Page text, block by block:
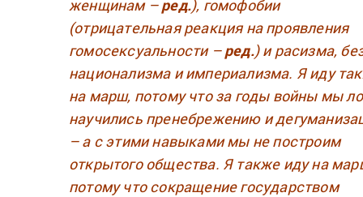
женщинам –ред.), гомофобии
(отрицательная реакция на проявления
гомосексуальности –ред.) и расизма,
национализма и империализма. Я иду
на марш, потому что за годы войны мы
научились пренебрежению и
– а с этими навыками мы не построим
открытого общества. Я также иду на
потому что сокращение государством